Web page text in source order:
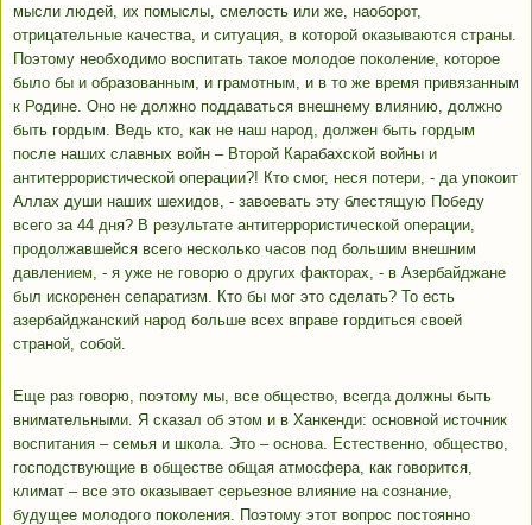
мысли людей, их помыслы, смелость или же, наоборот,
отрицательные качества, и ситуация, в которой оказываются страны.
Поэтому необходимо воспитать такое молодое поколение, которое
было бы и образованным, и грамотным, и в то же время привязанным
к Родине. Оно не должно поддаваться внешнему влиянию, должно
быть гордым. Ведь кто, как не наш народ, должен быть гордым
после наших славных войн – Второй Карабахской войны и
антитеррористической операции?! Кто смог, неся потери, - да упокоит
Аллах души наших шехидов, - завоевать эту блестящую Победу
всего за 44 дня? В результате антитеррористической операции,
продолжавшейся всего несколько часов под большим внешним
давлением, - я уже не говорю о других факторах, - в Азербайджане
был искоренен сепаратизм. Кто бы мог это сделать? То есть
азербайджанский народ больше всех вправе гордиться своей
страной, собой.
Еще раз говорю, поэтому мы, все общество, всегда должны быть
внимательными. Я сказал об этом и в Ханкенди: основной источник
воспитания – семья и школа. Это – основа. Естественно, общество,
господствующие в обществе общая атмосфера, как говорится,
климат – все это оказывает серьезное влияние на сознание,
будущее молодого поколения. Поэтому этот вопрос постоянно